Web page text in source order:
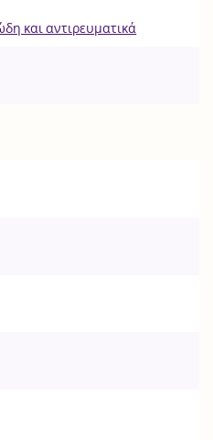
και αντιρευματικά